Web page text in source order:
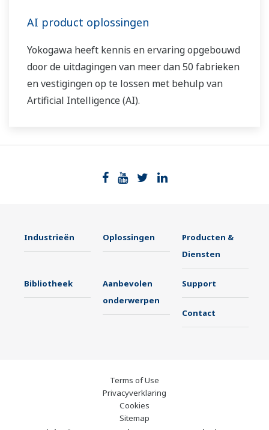
AI product oplossingen
Yokogawa heeft kennis en ervaring opgebouwd
door de uitdagingen van meer dan 50 fabrieken
en vestigingen op te lossen met behulp van
Artificial Intelligence (AI).
Industrieën Oplossingen
Producten &
Diensten
Bibliotheek
Aanbevolen
onderwerpen
Support
Contact
Terms of Use
Privacyverklaring
Cookies
Sitemap